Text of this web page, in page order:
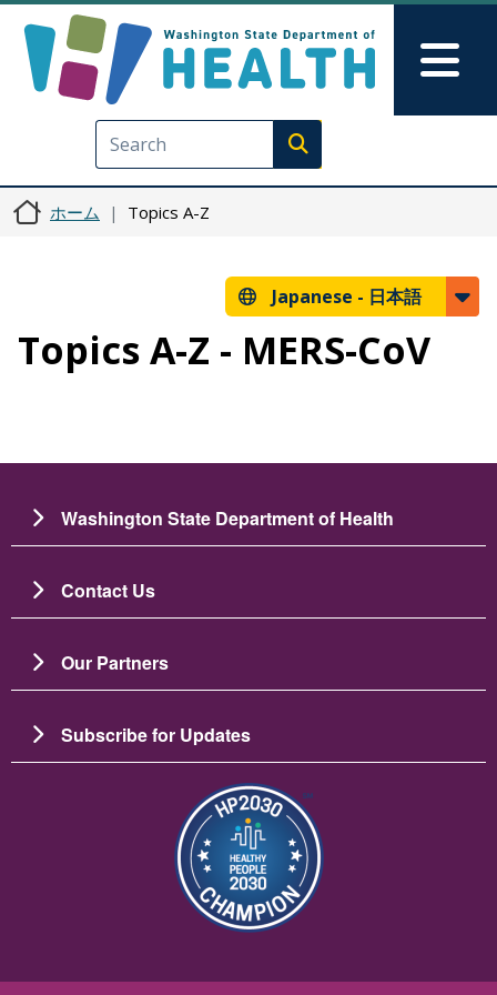
Execute search
ホーム Topics A-Z
Japanese - 日本語
Topics A-Z - MERS-CoV
Washington State Department of Health
Contact Us
Our Partners
Subscribe for Updates
画像